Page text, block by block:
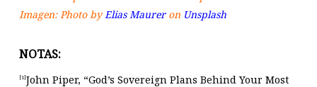
Imagen: Photo byElias Maureron Unsplash
NOTAS:
[1] John Piper, “God’s Sovereign Plans Behind Your Most